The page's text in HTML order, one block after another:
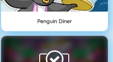
Penguin Diner